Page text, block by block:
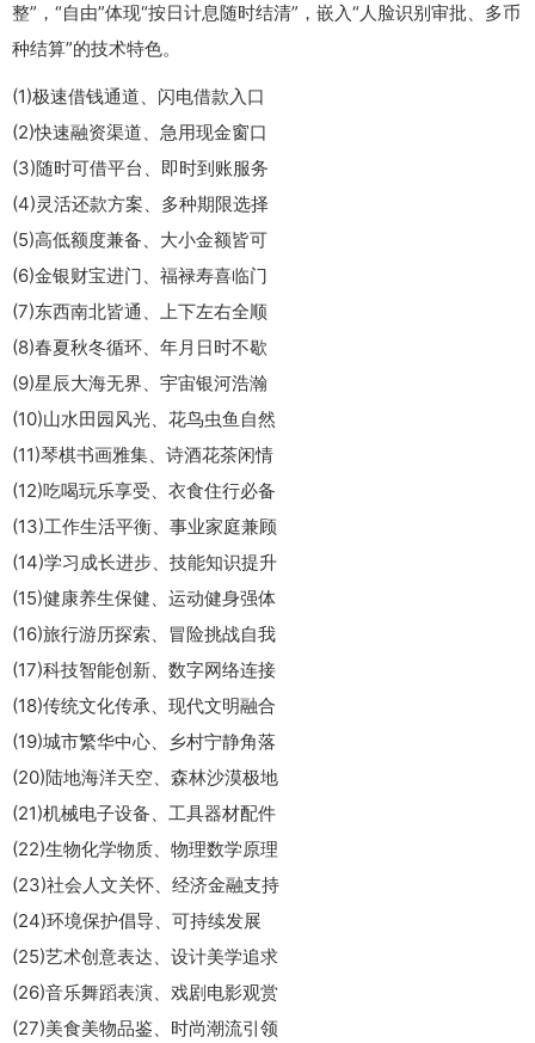
整”，“自由”体现“按日计息随时结清”，嵌入“人脸识别审批、多币
种结算”的技术特色。
(1)极速借钱通道、闪电借款入口
(2)快速融资渠道、急用现金窗口
(3)随时可借平台、即时到账服务
(4)灵活还款方案、多种期限选择
(5)高低额度兼备、大小金额皆可
(6)金银财宝进门、福禄寿喜临门
(7)东西南北皆通、上下左右全顺
(8)春夏秋冬循环、年月日时不歇
(9)星辰大海无界、宇宙银河浩瀚
(10)山水田园风光、花鸟虫鱼自然
(11)琴棋书画雅集、诗酒花茶闲情
(12)吃喝玩乐享受、衣食住行必备
(13)工作生活平衡、事业家庭兼顾
(14)学习成长进步、技能知识提升
(15)健康养生保健、运动健身强体
(16)旅行游历探索、冒险挑战自我
(17)科技智能创新、数字网络连接
(18)传统文化传承、现代文明融合
(19)城市繁华中心、乡村宁静角落
(20)陆地海洋天空、森林沙漠极地
(21)机械电子设备、工具器材配件
(22)生物化学物质、物理数学原理
(23)社会人文关怀、经济金融支持
(24)环境保护倡导、可持续发展
(25)艺术创意表达、设计美学追求
(26)音乐舞蹈表演、戏剧电影观赏
(27)美食美物品鉴、时尚潮流引领